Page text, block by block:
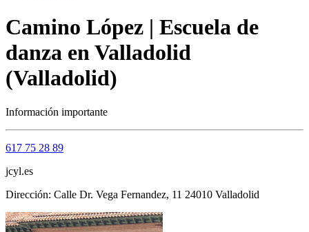
Camino López | Escuela de
danza en Valladolid
(Valladolid)
Información importante
617 75 28 89
jcyl.es
Dirección: Calle Dr. Vega Fernandez, 11 24010 Valladolid